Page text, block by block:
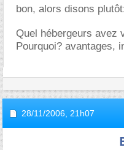
bon, alors disons
Quel hébergeurs avez
Pourquoi? avantages,
28/11/2006, 21h07